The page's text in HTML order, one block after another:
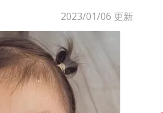
2023/01/06 更新